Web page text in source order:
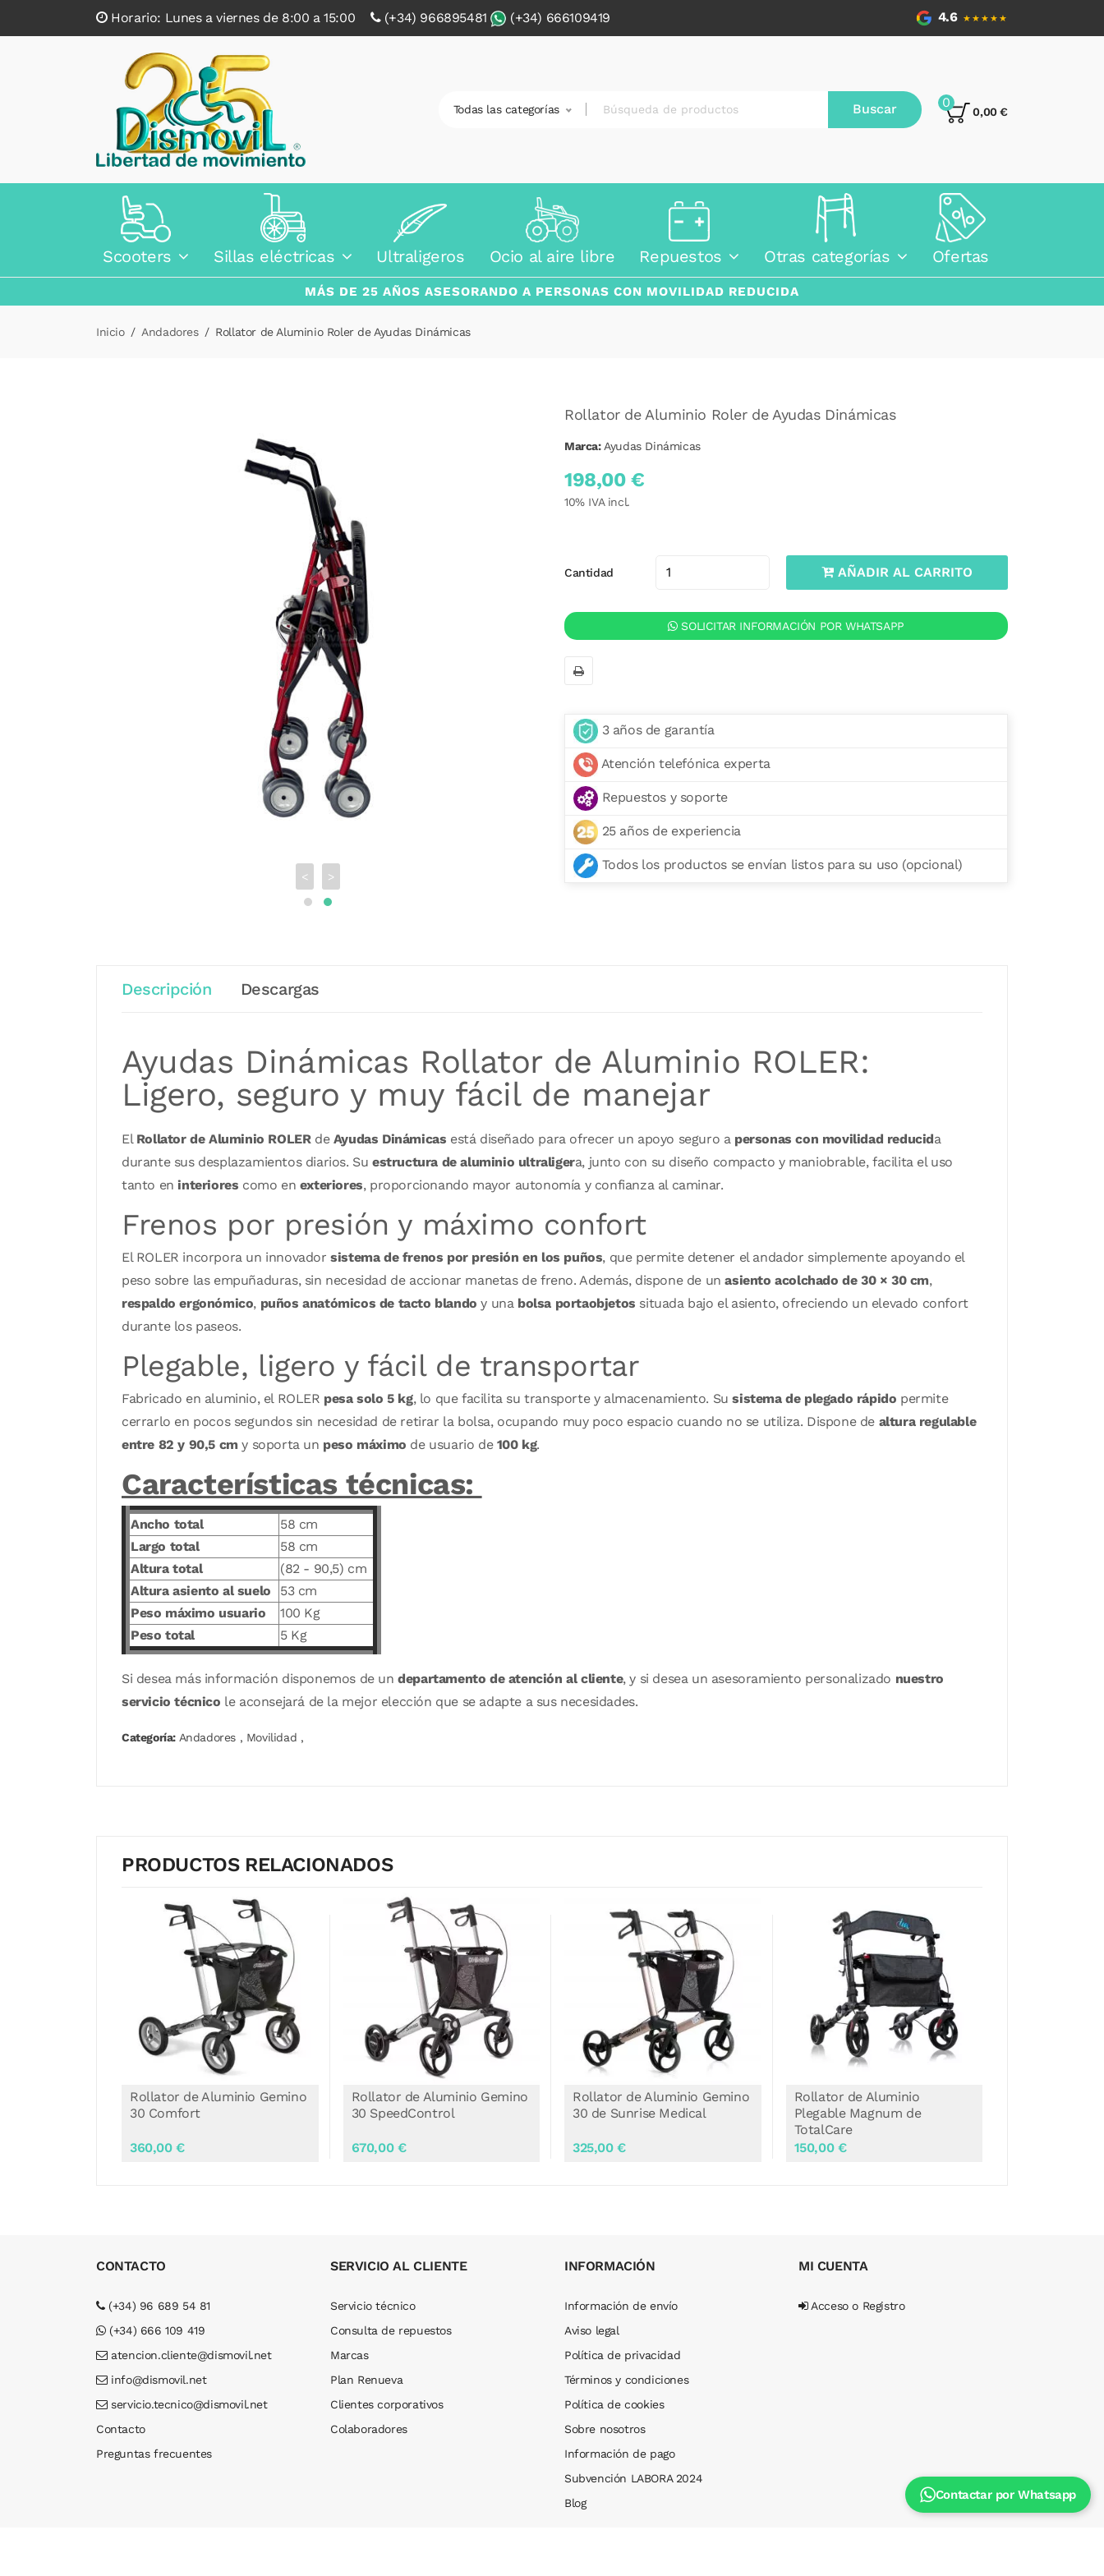
Horario: Lunes a viernes de 8:00 a 15:00 (+34) 966895481 (+34) 666109419 4.6 ★★★★★
Todas las categorías Buscar 0,00 €
0
Scooters Sillas eléctricas Ultraligeros Ocio al aire libre Repuestos Otras categorías Ofertas
MÁS DE 25 AÑOS ASESORANDO A PERSONAS CON MOVILIDAD REDUCIDA
Inicio Andadores Rollator de Aluminio Roler de Ayudas Dinámicas
< >
Rollator de Aluminio Roler de Ayudas Dinámicas
Marca: Ayudas Dinámicas
198,00 €
10% IVA incl.
Cantidad AÑADIR AL CARRITO
SOLICITAR INFORMACIÓN POR WHATSAPP
3 años de garantía
Atención telefónica experta
Repuestos y soporte
25 años de experiencia
Todos los productos se envían listos para su uso (opcional)
Descripción Descargas
Ayudas Dinámicas Rollator de Aluminio ROLER:
Ligero, seguro y muy fácil de manejar
El Rollator de Aluminio ROLERde Ayudas Dinámicas está diseñado para ofrecer un apoyo seguro a personas con movilidad reducida
durante sus desplazamientos diarios. Suestructura de aluminio ultraligera, junto con su diseño compacto y maniobrable, facilita el uso
tanto eninteriores como en exteriores, proporcionando mayor autonomía y confianza al caminar.
Frenos por presión y máximo confort
El ROLER incorpora un innovadorsistema de frenos por presión en los puños, que permite detener el andador simplemente apoyando el
peso sobre las empuñaduras, sin necesidad de accionar manetas de freno. Además, dispone de unasiento acolchado de 30 × 30 cm,
respaldo ergonómico, puños anatómicos de tacto blando y una bolsa portaobjetos situada bajo el asiento, ofreciendo un elevado confort
durante los paseos.
Plegable, ligero y fácil de transportar
Fabricado en aluminio, el ROLER pesa solo 5 kg, lo que facilita su transporte y almacenamiento. Su sistema de plegado rápido permite
cerrarlo en pocos segundos sin necesidad de retirar la bolsa, ocupando muy poco espacio cuando no se utiliza. Dispone de altura regulable
entre 82 y 90,5 cm y soporta un peso máximo de usuario de 100 kg.
Características técnicas:
Ancho total
58 cm
Largo total
58 cm
Altura total
(82 - 90,5) cm
Altura asiento al suelo
53 cm
Peso máximo usuario
100 Kg
Peso total
5 Kg
Si desea más información disponemos de undepartamento de atención al cliente, y si desea un asesoramiento personalizado nuestro
servicio técnico le aconsejará de la mejor elección que se adapte a sus necesidades.
Categoría: Andadores , Movilidad ,
PRODUCTOS RELACIONADOS
Rollator de Aluminio Gemino
30 Comfort
360,00 €
Rollator de Aluminio Gemino
30 SpeedControl
670,00 €
Rollator de Aluminio Gemino
30 de Sunrise Medical
325,00 €
Rollator de Aluminio
Plegable Magnum de
TotalCare
150,00 €
CONTACTO
(+34) 96 689 54 81
(+34) 666 109 419
atencion.cliente@dismovil.net
info@dismovil.net
servicio.tecnico@dismovil.net
Contacto
Preguntas frecuentes
SERVICIO AL CLIENTE
Servicio técnico
Consulta de repuestos
Marcas
Plan Renueva
Clientes corporativos
Colaboradores
INFORMACIÓN
Información de envío
Aviso legal
Política de privacidad
Términos y condiciones
Política de cookies
Sobre nosotros
Información de pago
Subvención LABORA 2024
Blog
MI CUENTA
Acceso o Registro
Contactar por Whatsapp